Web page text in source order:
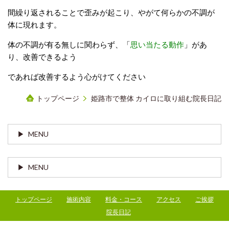
間繰り返されることで歪みが起こり、やがて何らかの不調が
体に現れます。
体の不調が有る無しに関わらず、「思い当たる動作 」があ
り、改善できるよう
であれば改善するよう心がけてください
トップページ 姫路市で整体 カイロに取り組む院長日記
MENU
MENU
トップページ 施術内容 料金・コース アクセス
ご挨拶
院長日記